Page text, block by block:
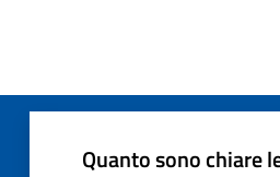
Quanto sono chiare